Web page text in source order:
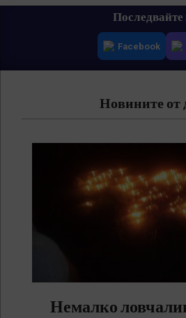
Последвайте
Facebook
Новините от
Немалко